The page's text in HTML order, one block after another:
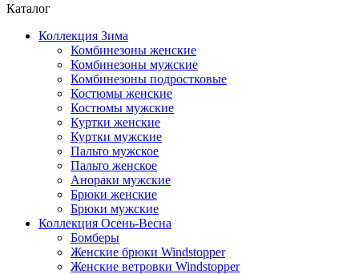
Каталог
Коллекция Зима
Комбинезоны женские
Комбинезоны мужские
Комбинезоны подростковые
Костюмы женские
Костюмы мужские
Куртки женские
Куртки мужские
Пальто мужское
Пальто женское
Анораки мужские
Брюки женские
Брюки мужские
Коллекция Осень-Весна
Бомберы
Женские брюки Windstopper
Женские ветровки Windstopper